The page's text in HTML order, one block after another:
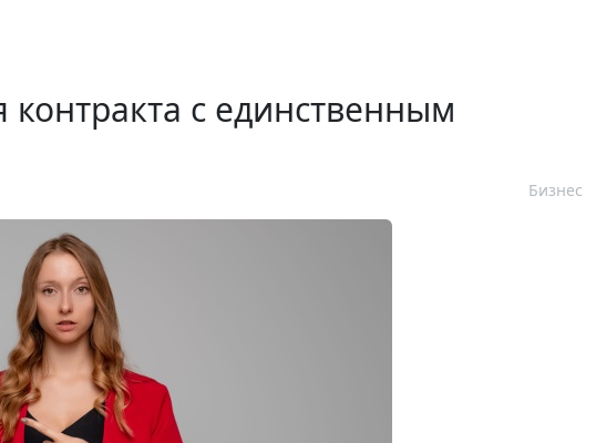
с единственным
Бизнес